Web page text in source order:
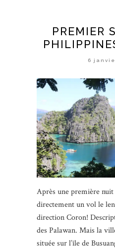
PREMIER
6
Après une première
directement un vol le
direction Coron!
des Palawan. Mais la
située sur l’île de